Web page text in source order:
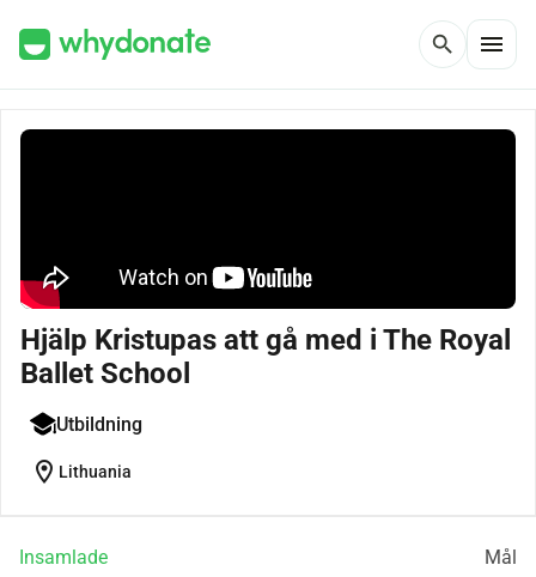
search menu
Hjälp Kristupas att gå med i The Royal
Ballet School
Utbildning
location_on Lithuania
Insamlade Mål